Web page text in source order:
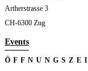
Artherstrasse 3
CH-6300 Zug
Events